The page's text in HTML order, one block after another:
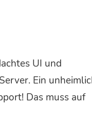
UI und
Ein
Das muss auf